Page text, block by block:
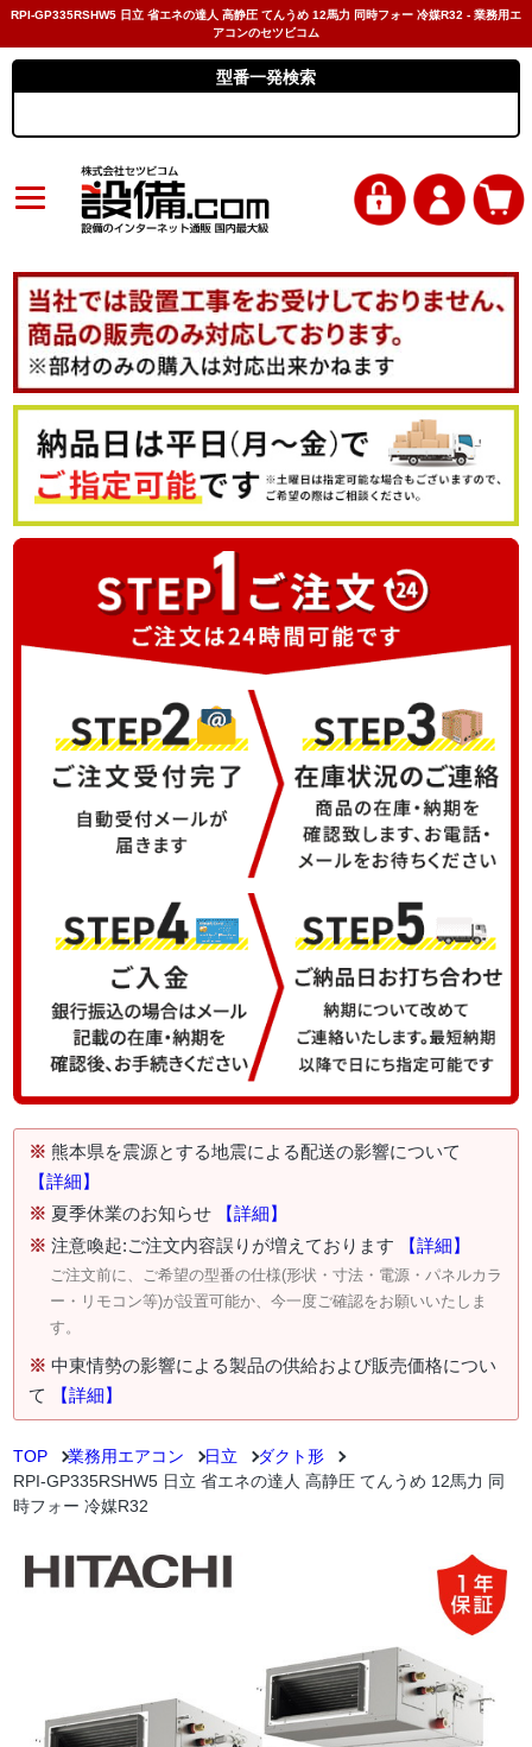
RPI-GP335RSHW5 日立 省エネの達人 高静圧 てんうめ 12馬力 同時フォー 冷媒R32 - 業務用エ
アコンのセツビコム
型番一発検索
※ 熊本県を震源とする地震による配送の影響について
【詳細】
※ 夏季休業のお知らせ
【詳細】
※ 注意喚起:ご注文内容誤りが増えております 【詳細】
ご注文前に、ご希望の型番の仕様(形状・寸法・電源・パネルカラ
ー・リモコン等)が設置可能か、今一度ご確認をお願いいたしま
す。
※ 中東情勢の影響による製品の供給および販売価格につい
て
【詳細】
TOP 業務用エアコン 日立
ダクト形
RPI-GP335RSHW5 日立 省エネの達人 高静圧 てんうめ 12馬力 同
時フォー 冷媒R32